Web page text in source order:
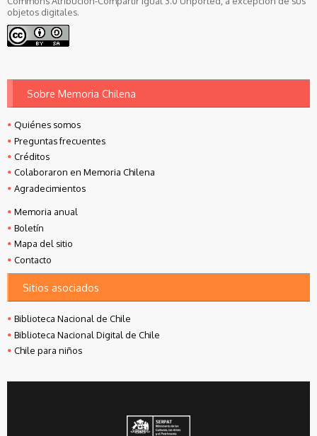
objetos digitales.
Sobre Memoria Chilena
Quiénes somos
Preguntas frecuentes
Créditos
Colaboraron en Memoria Chilena
Agradecimientos
Memoria anual
Boletín
Mapa del sitio
Contacto
Sitios asociados
Biblioteca Nacional de Chile
Biblioteca Nacional Digital de Chile
Chile para niños